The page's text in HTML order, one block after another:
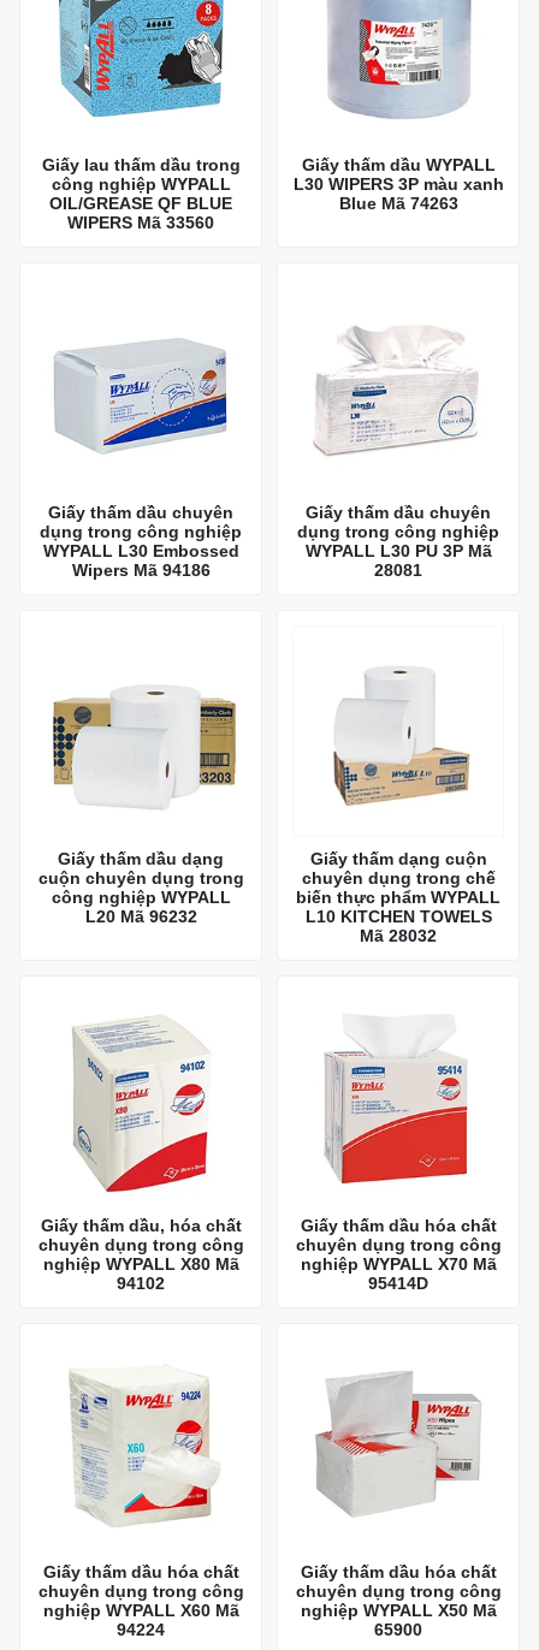
Giấy lau thấm dầu trong
công nghiệp WYPALL
OIL/GREASE QF BLUE
WIPERS Mã 33560
Giấy thấm dầu WYPALL
L30 WIPERS 3P màu xanh
Blue Mã 74263
Giấy thấm dầu chuyên
dụng trong công nghiệp
WYPALL L30 Embossed
Wipers Mã 94186
Giấy thấm dầu chuyên
dụng trong công nghiệp
WYPALL L30 PU 3P Mã
28081
Giấy thấm dầu dạng
cuộn chuyên dụng trong
công nghiệp WYPALL
L20 Mã 96232
Giấy thấm dạng cuộn
chuyên dụng trong chế
biến thực phẩm WYPALL
L10 KITCHEN TOWELS
Mã 28032
Giấy thấm dầu, hóa chất
chuyên dụng trong công
nghiệp WYPALL X80 Mã
94102
Giấy thấm dầu hóa chất
chuyên dụng trong công
nghiệp WYPALL X70 Mã
95414D
Giấy thấm dầu hóa chất
chuyên dụng trong công
nghiệp WYPALL X60 Mã
94224
Giấy thấm dầu hóa chất
chuyên dụng trong công
nghiệp WYPALL X50 Mã
65900